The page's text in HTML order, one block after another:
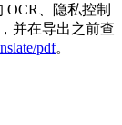
OCR、隐私控制
并在导出之前查
pdf。